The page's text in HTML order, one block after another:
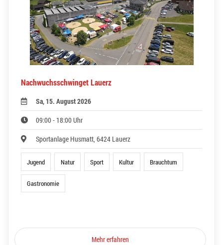
Nachwuchsschwinget Lauerz
Sa, 15. August 2026
09:00 - 18:00 Uhr
Sportanlage Husmatt, 6424 Lauerz
Jugend Natur Sport Kultur Brauchtum
Gastronomie
Mehr erfahren